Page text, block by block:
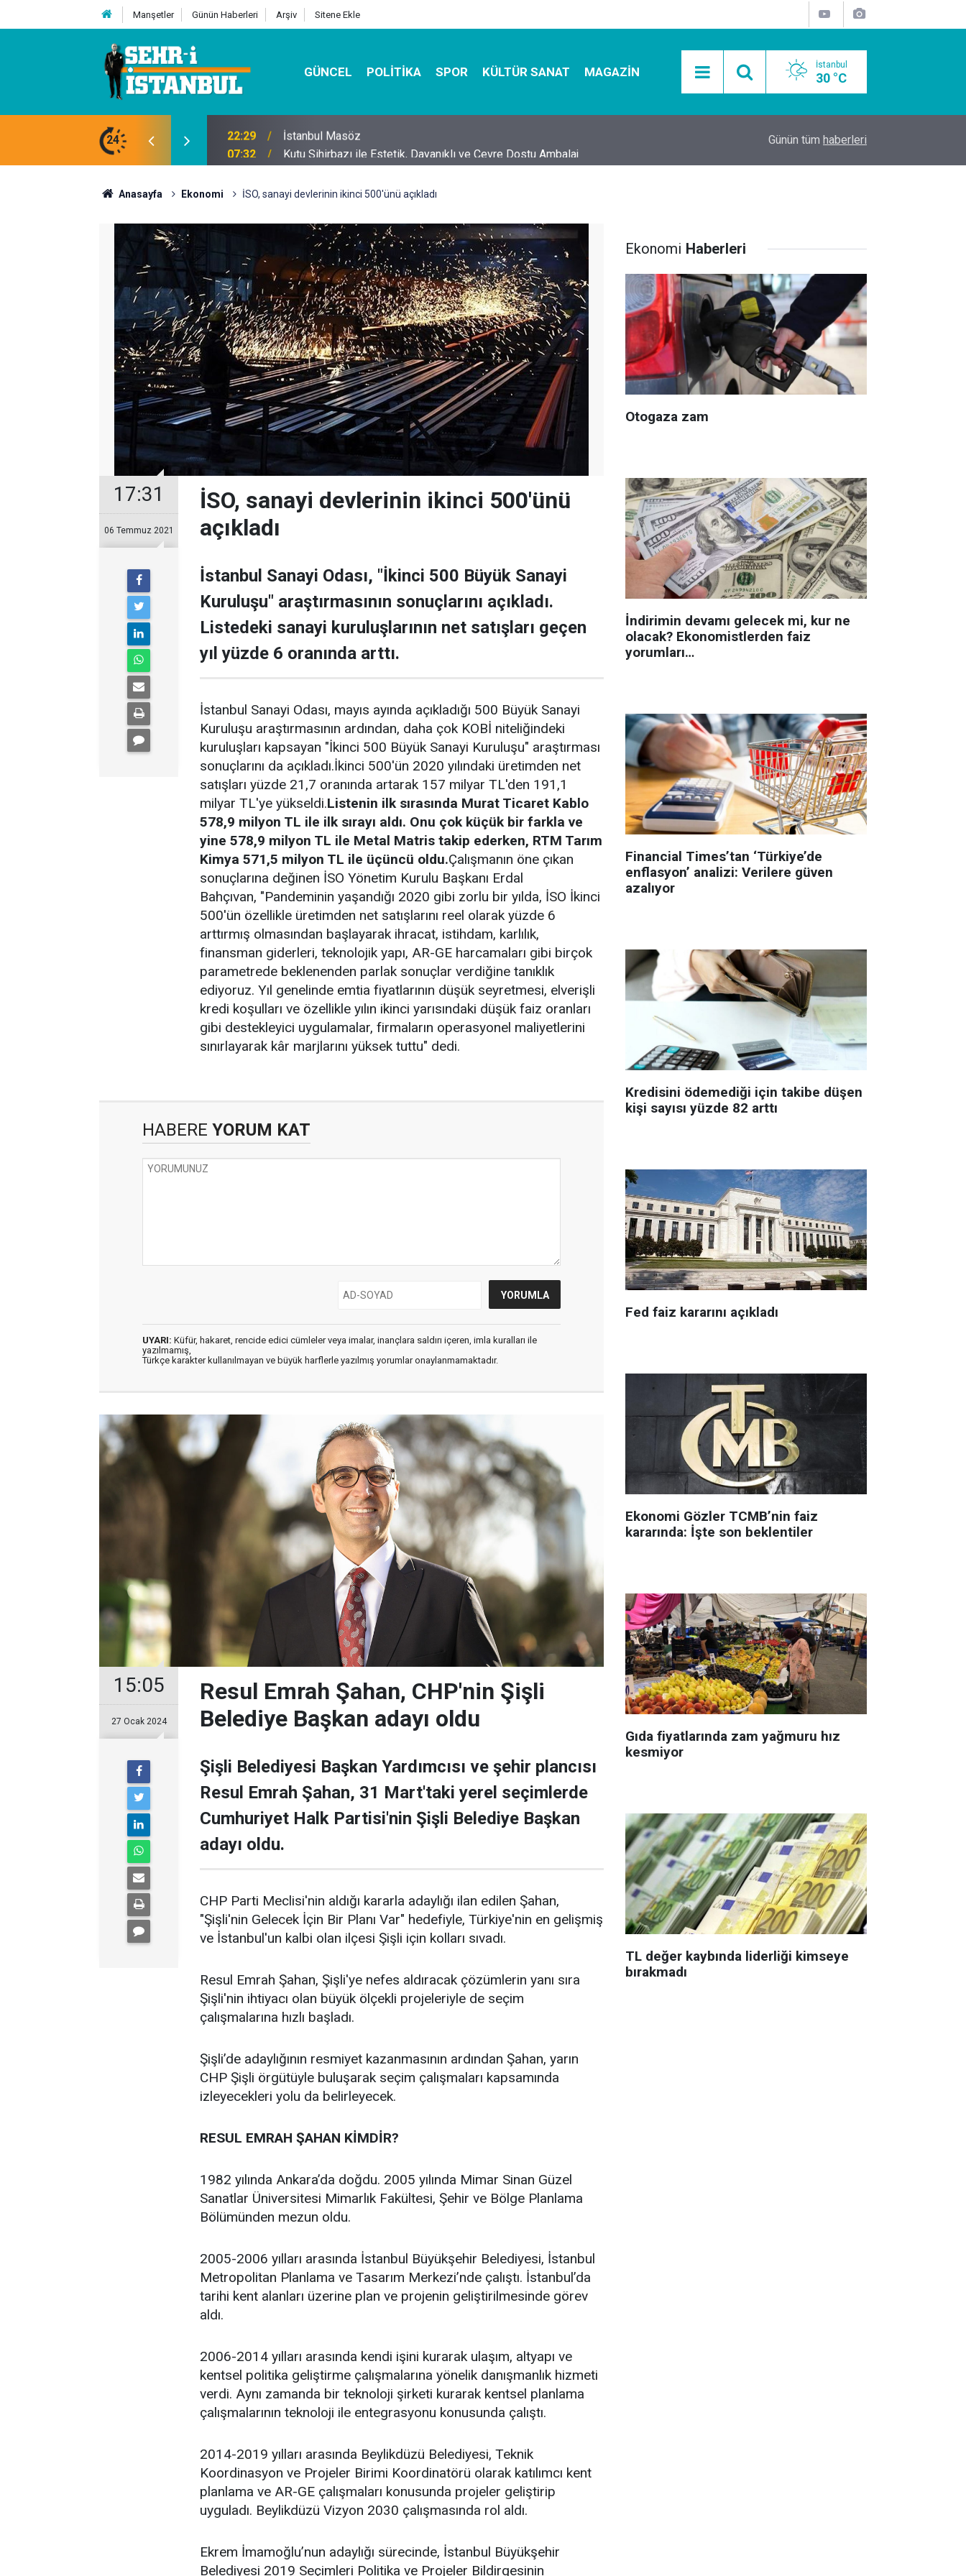
Manşetler Günün Haberleri Arşiv Sitene Ekle
GÜNCEL POLITIKA SPOR KÜLTÜR SANAT MAGAZIN İstanbul
30 °C
24 07:32 Kutu Sihirbazı ile Estetik, Dayanıklı ve Çevre Dostu Ambalaj Mobil Araçlarla Hayır Lokması Dağıtımının
Günün tüm haberleri
Anasayfa Ekonomi İSO, sanayi devlerinin ikinci 500'ünü açıkladı
17:31
06 Temmuz 2021
İSO, sanayi devlerinin ikinci 500'ünü
açıkladı
İstanbul Sanayi Odası, "İkinci 500 Büyük Sanayi
Kuruluşu" araştırmasının sonuçlarını açıkladı.
Listedeki sanayi kuruluşlarının net satışları geçen
yıl yüzde 6 oranında arttı.
İstanbul Sanayi Odası, mayıs ayında açıkladığı 500 Büyük Sanayi
Kuruluşu araştırmasının ardından, daha çok KOBİ niteliğindeki
kuruluşları kapsayan "İkinci 500 Büyük Sanayi Kuruluşu" araştırması
sonuçlarını da açıkladı.İkinci 500'ün 2020 yılındaki üretimden net
satışları yüzde 21,7 oranında artarak 157 milyar TL'den 191,1
milyar TL'ye yükseldi.Listenin ilk sırasında Murat Ticaret Kablo
578,9 milyon TL ile ilk sırayı aldı. Onu çok küçük bir farkla ve
yine 578,9 milyon TL ile Metal Matris takip ederken, RTM Tarım
Kimya 571,5 milyon TL ile üçüncü oldu.Çalışmanın öne çıkan
sonuçlarına değinen İSO Yönetim Kurulu Başkanı Erdal
Bahçıvan, "Pandeminin yaşandığı 2020 gibi zorlu bir yılda, İSO İkinci
500'ün özellikle üretimden net satışlarını reel olarak yüzde 6
arttırmış olmasından başlayarak ihracat, istihdam, karlılık,
finansman giderleri, teknolojik yapı, AR-GE harcamaları gibi birçok
parametrede beklenenden parlak sonuçlar verdiğine tanıklık
ediyoruz. Yıl genelinde emtia fiyatlarının düşük seyretmesi, elverişli
kredi koşulları ve özellikle yılın ikinci yarısındaki düşük faiz oranları
gibi destekleyici uygulamalar, firmaların operasyonel maliyetlerini
sınırlayarak kâr marjlarını yüksek tuttu" dedi.
HABERE YORUM KAT
UYARI: Küfür, hakaret, rencide edici cümleler veya imalar, inançlara saldırı içeren, imla kuralları ile
yazılmamış,
Türkçe karakter kullanılmayan ve büyük harflerle yazılmış yorumlar onaylanmamaktadır.
15:05
27 Ocak 2024
Resul Emrah Şahan, CHP'nin Şişli
Belediye Başkan adayı oldu
Şişli Belediyesi Başkan Yardımcısı ve şehir plancısı
Resul Emrah Şahan, 31 Mart'taki yerel seçimlerde
Cumhuriyet Halk Partisi'nin Şişli Belediye Başkan
adayı oldu.
CHP Parti Meclisi'nin aldığı kararla adaylığı ilan edilen Şahan,
"Şişli'nin Gelecek İçin Bir Planı Var" hedefiyle, Türkiye'nin en gelişmiş
ve İstanbul'un kalbi olan ilçesi Şişli için kolları sıvadı.
Resul Emrah Şahan, Şişli'ye nefes aldıracak çözümlerin yanı sıra
Şişli'nin ihtiyacı olan büyük ölçekli projeleriyle de seçim
çalışmalarına hızlı başladı.
Şişli’de adaylığının resmiyet kazanmasının ardından Şahan, yarın
CHP Şişli örgütüyle buluşarak seçim çalışmaları kapsamında
izleyecekleri yolu da belirleyecek.
RESUL EMRAH ŞAHAN KİMDİR?
1982 yılında Ankara’da doğdu. 2005 yılında Mimar Sinan Güzel
Sanatlar Üniversitesi Mimarlık Fakültesi, Şehir ve Bölge Planlama
Bölümünden mezun oldu.
2005-2006 yılları arasında İstanbul Büyükşehir Belediyesi, İstanbul
Metropolitan Planlama ve Tasarım Merkezi’nde çalıştı. İstanbul’da
tarihi kent alanları üzerine plan ve projenin geliştirilmesinde görev
aldı.
2006-2014 yılları arasında kendi işini kurarak ulaşım, altyapı ve
kentsel politika geliştirme çalışmalarına yönelik danışmanlık hizmeti
verdi. Aynı zamanda bir teknoloji şirketi kurarak kentsel planlama
çalışmalarının teknoloji ile entegrasyonu konusunda çalıştı.
2014-2019 yılları arasında Beylikdüzü Belediyesi, Teknik
Koordinasyon ve Projeler Birimi Koordinatörü olarak katılımcı kent
planlama ve AR-GE çalışmaları konusunda projeler geliştirip
uyguladı. Beylikdüzü Vizyon 2030 çalışmasında rol aldı.
Ekrem İmamoğlu’nun adaylığı sürecinde, İstanbul Büyükşehir
Belediyesi 2019 Seçimleri Politika ve Projeler Bildirgesinin
Ekonomi Haberleri
Otogaza zam
İndirimin devamı gelecek mi, kur ne
olacak? Ekonomistlerden faiz
yorumları…
Financial Times’tan ‘Türkiye’de
enflasyon’ analizi: Verilere güven
azalıyor
Kredisini ödemediği için takibe düşen
kişi sayısı yüzde 82 arttı
Fed faiz kararını açıkladı
Ekonomi Gözler TCMB’nin faiz
kararında: İşte son beklentiler
Gıda fiyatlarında zam yağmuru hız
kesmiyor
TL değer kaybında liderliği kimseye
bırakmadı